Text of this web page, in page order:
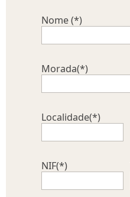
Nome (*)
Morada(*)
Localidade(*)
NIF(*)